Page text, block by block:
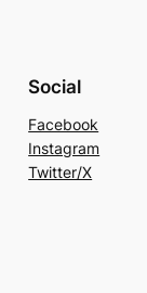
Social
Facebook
Instagram
Twitter/X